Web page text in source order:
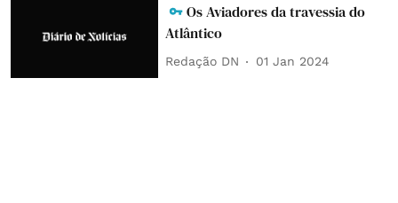
Os Aviadores da travessia do
Atlântico
Redação DN 01 Jan 2024